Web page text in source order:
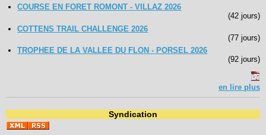
COURSE EN FORET ROMONT - VILLAZ 2026
(42 jours)
COTTENS TRAIL CHALLENGE 2026
(77 jours)
TROPHEE DE LA VALLEE DU FLON - PORSEL 2026
(92 jours)
en lire plus
Syndication